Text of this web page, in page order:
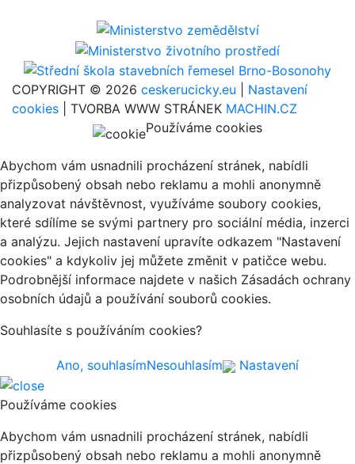
COPYRIGHT © 2026 ceskerucicky.eu
Nastavení
cookies | TVORBA WWW STRÁNEK MACHIN.CZ
Používáme cookies
Abychom vám usnadnili procházení stránek, nabídli
přizpůsobený obsah nebo reklamu a mohli anonymně
analyzovat návštěvnost, využíváme soubory cookies,
které sdílíme se svými partnery pro sociální média, inzerci
a analýzu. Jejich nastavení upravíte odkazem "Nastavení
cookies" a kdykoliv jej můžete změnit v patičce webu.
Podrobnější informace najdete v našich Zásadách ochrany
osobních údajů a používání souborů cookies.
Souhlasíte s používáním cookies?
Ano, souhlasímNesouhlasím Nastavení
Používáme cookies
Abychom vám usnadnili procházení stránek, nabídli
přizpůsobený obsah nebo reklamu a mohli anonymně